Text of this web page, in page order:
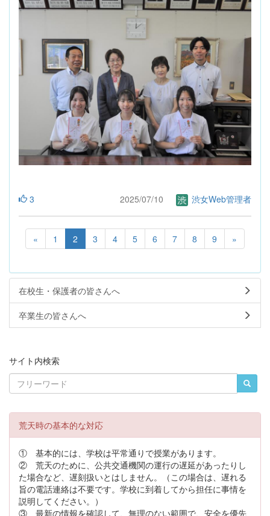
3 2025/07/10 渋女Web管理者
« 1 2 3 4 5 6 7 8 9 »
在校生・保護者の皆さんへ
卒業生の皆さんへ
サイト内検索
荒天時の基本的な対応
① 基本的には、学校は平常通りで授業があります。
② 荒天のために、公共交通機関の運行の遅延があったりし
た場合など、遅刻扱いとはしません。（この場合は、遅れる
旨の電話連絡は不要です。学校に到着してから担任に事情を
説明してください。）
③ 最新の情報を確認して、無理のない範囲で、安全を優先